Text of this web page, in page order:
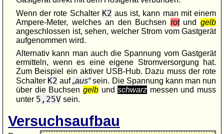
Wenn der rote Schalter K2 aus ist, kann man mit einem
Ampere-Meter, welches an den Buchsen rotundgelb
angeschlossen ist, sehen, welcher Strom vom Gastgerät
aufgenommen wird.
Alternativ kann man auch die Spannung vom Gastgerät
ermitteln, wenn es eine eigene Stromversorgung hat.
Zum Beispiel ein aktiver USB-Hub. Dazu muss der rote
Schalter K2 auf aus sein. Die Spannung kann man nun
über die Buchsen gelbundschwarz messen und muss
unter 5,25V sein.
Versuchsaufbau